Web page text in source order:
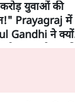
युवाओं की
Prayagraj में
Gandhi ने क्यों